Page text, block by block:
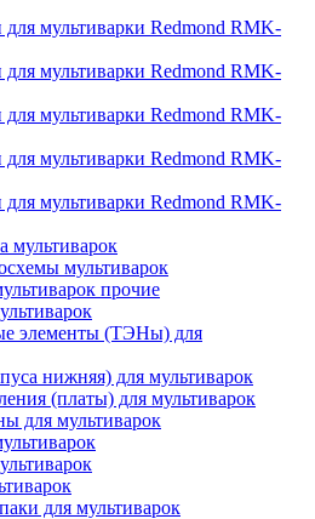
для мультиварки Redmond RMK-
для мультиварки Redmond RMK-
для мультиварки Redmond RMK-
для мультиварки Redmond RMK-
для мультиварки Redmond RMK-
мультиварок
мультиварок
прочие
элементы (ТЭНы) для
нижняя) для мультиварок
(платы) для мультиварок
для мультиварок
для мультиварок